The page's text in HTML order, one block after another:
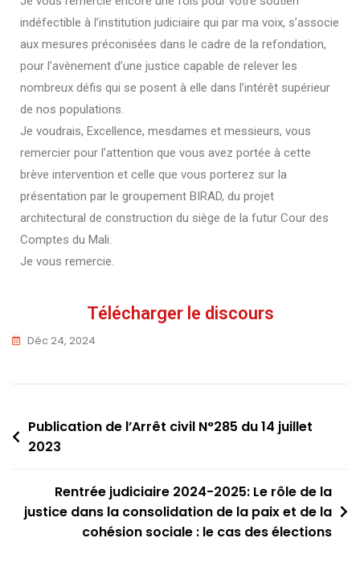
indéfectible à l’institution judiciaire qui par ma voix, s’associe
aux mesures préconisées dans le cadre de la refondation,
pour l’avènement d’une justice capable de relever les
nombreux défis qui se posent à elle dans l’intérêt supérieur
de nos populations.
Je voudrais, Excellence, mesdames et messieurs, vous
remercier pour l’attention que vous avez portée à cette
brève intervention et celle que vous porterez sur la
présentation par le groupement BIRAD, du projet
architectural de construction du siège de la futur Cour des
Comptes du Mali.
Je vous remercie.
Télécharger le discours
Déc 24, 2024
Publication de l’Arrêt civil N°285 du 14 juillet
2023
Rentrée judiciaire 2024-2025: Le rôle de la
justice dans la consolidation de la paix et de la
cohésion sociale : le cas des élections